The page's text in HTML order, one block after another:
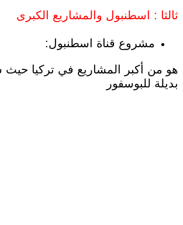
ثالثا : اسطنبول والمشاريع الكبرى
مشروع قناة اسطنبول:
هو من أكبر المشاريع في تركيا
بديلة للبوسفور